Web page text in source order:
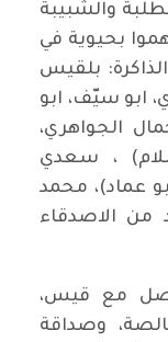
والشبيبة
بحيوية في
بلقيس
ابو سيّف، ابو
الجواهري،
، سعدي
عماد)، محمد
من الاصدقاء
مع قيس،
وصداقة